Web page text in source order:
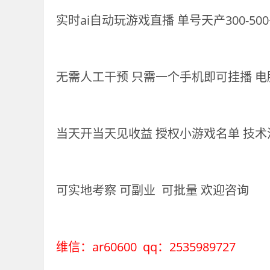
实时ai自动玩游戏直播 单号天产300-
无需人工干预 只需一个手机即可挂播
当天开当天见收益 授权小游戏名单 技
可实地考察 可副业 可批量 欢迎咨询
维信：ar60600 qq：2535989727